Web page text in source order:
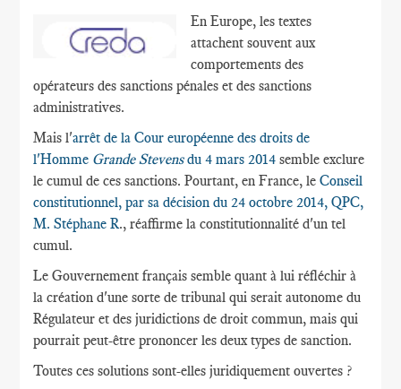
En Europe, les textes
attachent souvent aux
comportements des
opérateurs des sanctions pénales et des sanctions
administratives.
Mais l'arrêt de la Cour européenne des droits de
l'Homme Grande Stevensdu 4 mars 2014 semble exclure
le cumul de ces sanctions. Pourtant, en France, le Conseil
constitutionnel, par sa décision du 24 octobre 2014, QPC,
M. Stéphane R., réaffirme la constitutionnalité d'un tel
cumul.
Le Gouvernement français semble quant à lui réfléchir à
la création d'une sorte de tribunal qui serait autonome du
Régulateur et des juridictions de droit commun, mais qui
pourrait peut-être prononcer les deux types de sanction.
Toutes ces solutions sont-elles juridiquement ouvertes ?